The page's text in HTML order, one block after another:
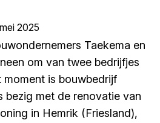
2025
Taekema en
om van twee bedrijfjes
moment is bouwbedrijf
bezig met de renovatie van
in Hemrik (Friesland),